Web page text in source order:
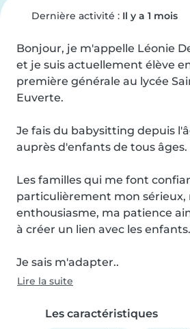
Dernière activité : Il y a 1 mois
Bonjour, je m'appelle Léonie
et je suis actuellement élève
première générale au lycée
Euverte.
Je fais du babysitting depuis
auprès d'enfants de tous âges.
Les familles qui me font
particulièrement mon sérieux,
enthousiasme, ma patience
à créer un lien avec les enfants.
Je sais m'adapter..
Lire la suite
Les caractéristiques